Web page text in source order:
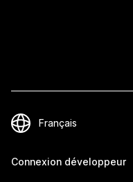
Connexion développeur